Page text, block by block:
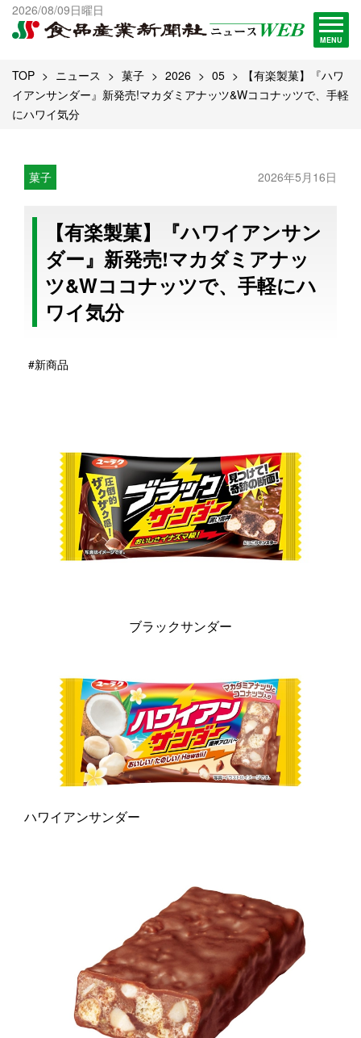
2026/08/09日曜日
MENU
出版物一覧へ
試読・購読申し込み
TOP ニュース 菓子 2026 05
【有楽製菓】『ハワ
イアンサンダー』新発売!マカダミアナッツ&Wココナッツで、手軽
にハワイ気分
菓子 2026年5月16日
【有楽製菓】『ハワイアンサン
ダー』新発売!マカダミアナッ
ツ&Wココナッツで、手軽にハ
ワイ気分
#新商品
ブラックサンダー
ハワイアンサンダー